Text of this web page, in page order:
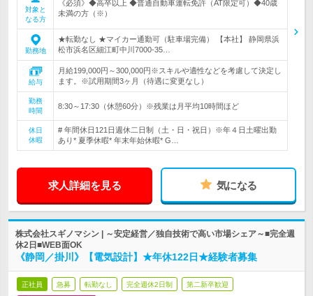
対象と
なる方
《必須》◆高卒以上 ◆普通自動車運転免許（AT限定可）◆40歳
未満の方（※）
勤務地
★転勤なし ★マイカー通勤可（駐車場完備） 【本社】 静岡県浜
松市浜名区細江町中川7000-35…
給与
月給199,000円～300,000円※スキルや適性などを考慮して決定し
ます。※試用期間3ヶ月（待遇に変更なし）
勤務
時間
8:30～17:30（休憩60分）※残業は月平均10時間ほど
休日
休暇
# 年間休日121日週休二日制（土・日・祝日）※年４日土曜出勤
あり* 夏季休暇* 年末年始休暇* G…
求人詳細を見る 気になる
株式会社スギノマシン | ～安定経営／独自技術で高い市場シェア～■完全週
休2日■WEB面OK
《静岡／掛川》【電気設計】★年休122日★経験者募集
正社員 急募 転勤なし 完全週休2日制 第二新卒歓迎